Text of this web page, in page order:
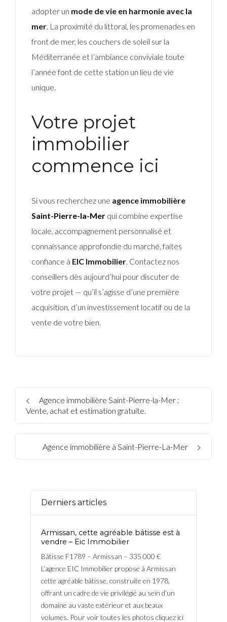
adopter un mode de vie en harmonie avec la
mer. La proximité du littoral, les promenades en
front de mer, les couchers de soleil sur la
Méditerranée et l’ambiance conviviale toute
l’année font de cette station un lieu de vie
unique.
Votre projet
immobilier
commence ici
Si vous recherchez une agence immobilière
Saint-Pierre-la-Mer qui combine expertise
locale, accompagnement personnalisé et
connaissance approfondie du marché, faites
confiance à EIC Immobilier. Contactez nos
conseillers dès aujourd’hui pour discuter de
votre projet — qu’il s’agisse d’une première
acquisition, d’un investissement locatif ou de la
vente de votre bien.
Agence immobilière Saint-Pierre-la-Mer :
Vente, achat et estimation gratuite.
Agence immobilière à Saint-Pierre-La-Mer
Derniers articles
Armissan, cette agréable bâtisse est à
vendre – Eic Immobilier
Bâtisse F1789 – Armissan – 335 000 €
L’agence EIC Immobilier propose à Armissan
cette agréable bâtisse, construite en 1978,
offrant un cadre de vie privilégié au sein d’un
domaine au vaste extérieur et aux beaux
volumes. Pour voir toutes les photos cliquez ici